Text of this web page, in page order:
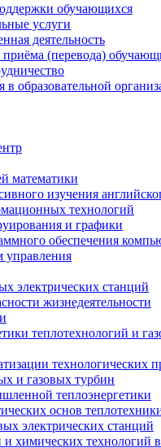
обучающихся
услуги
деятельность
(перевода)
образовательной
математики
изучения
технологий
и графики
обеспечения
управления
электрических станций
жизнедеятельности
теплотехнологий и
технологических
и газовых турбин
теплоэнергетики
основ
электрических станций
химических технологий в